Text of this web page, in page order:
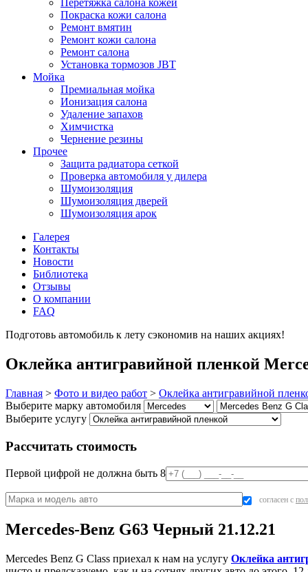
Перетяжка салона кожей
Покраска кожи салона
Ремонт вмятин
Ремонт кожи салона
Ремонт салона
Установка тормозов JBT
Мойка
Премиальная мойка
Ионизация салона
Удаление запахов
Химчистка
Чернение резины
Прочее
Защита радиатора сеткой
Проверка автомобиля у дилера
Шумоизоляция
Шумоизоляция дверей
Шумоизоляция арок
Галерея
Контакты
Новости
Библиотека
Отзывы
О компании
FAQ
Подготовь автомобиль к лету сэкономив на наших акциях!
Оклейка антигравийной пленкой
Главная > Фото и видео работ > Оклейка антигравийной
Выберите марку автомобиля
Выберите услугу
Рассчитать стоимость
Первой цифрой не должна быть 8
согласен с
Mercedes-Benz G63 Черный 21.12.21
Mercedes Benz G Class приехал к нам на услугу Оклейка